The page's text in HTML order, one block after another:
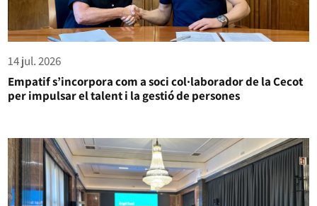
Empatif s’incorpora com a soci col·laborador de la Cecot
per impulsar el talent i la gestió de persones
14 jul. 2026